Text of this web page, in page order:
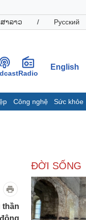
າລາວ / Русский
Radio
English
Công nghệ Sức khỏe
nghiệp
Thông tin doanh nghiệp
thần
ĐỜI SỐNG